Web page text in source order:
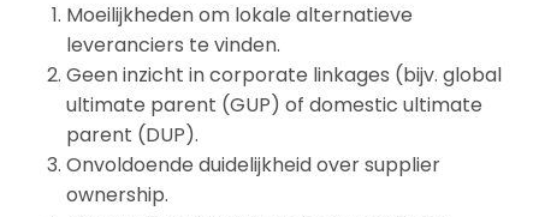
Moeilijkheden om lokale alternatieve
leveranciers te vinden.
Geen inzicht in corporate linkages (bijv. global
ultimate parent (GUP) of domestic ultimate
parent (DUP).
Onvoldoende duidelijkheid over supplier
ownership.